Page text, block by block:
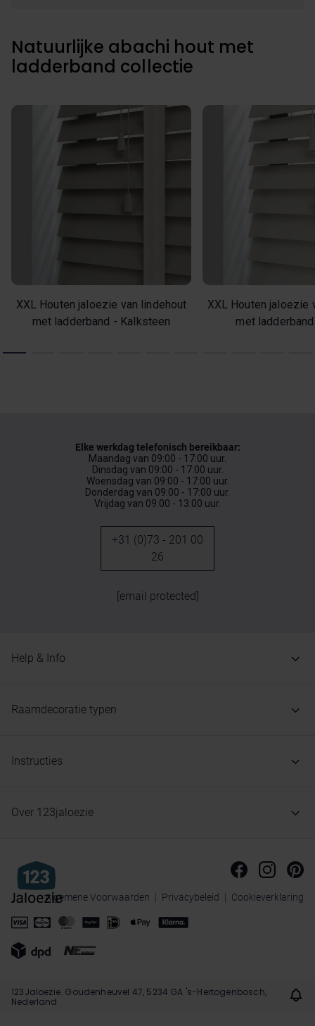
Natuurlijke abachi hout met
ladderband collectie
XXL Houten jaloezie van lindehout
met ladderband - Kalksteen
XXL Houten jaloezie
met
Elke werkdag telefonisch bereikbaar:
Maandag van 09:00 - 17:00 uur.
Dinsdag van 09:00 - 17:00 uur.
Woensdag van 09:00 - 17:00 uur.
Donderdag van 09:00 - 17:00 uur.
Vrijdag van 09:00 - 13:00 uur.
+31 (0)73 - 201 00
26
[email protected]
Help & Info
Raamdecoratie typen
Instructies
Over 123jaloezie
Algemene Voorwaarden Privacybeleid Cookieverklaring
123Jaloezie. Goudenheuvel 47, 5234 GA 's-Hertogenbosch,
Nederland